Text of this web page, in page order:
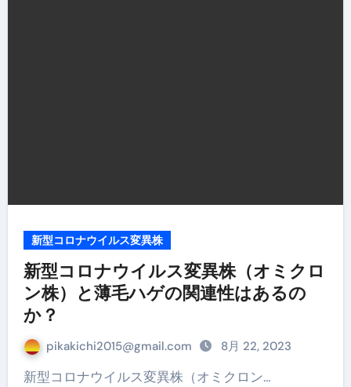
新型コロナウイルス変異株
新型コロナウイルス変異株（オミクロ
ン株）と薄毛ハゲの関連性はあるの
か？
pikakichi2015@gmail.com 8月 22, 2023
新型コロナウイルス変異株（オミクロン…